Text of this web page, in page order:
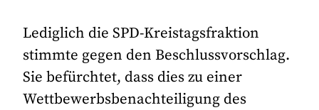
Lediglich die SPD-Kreistagsfraktion
stimmte gegen den Beschlussvorschlag.
Sie befürchtet, dass dies zu einer
Wettbewerbsbenachteiligung des